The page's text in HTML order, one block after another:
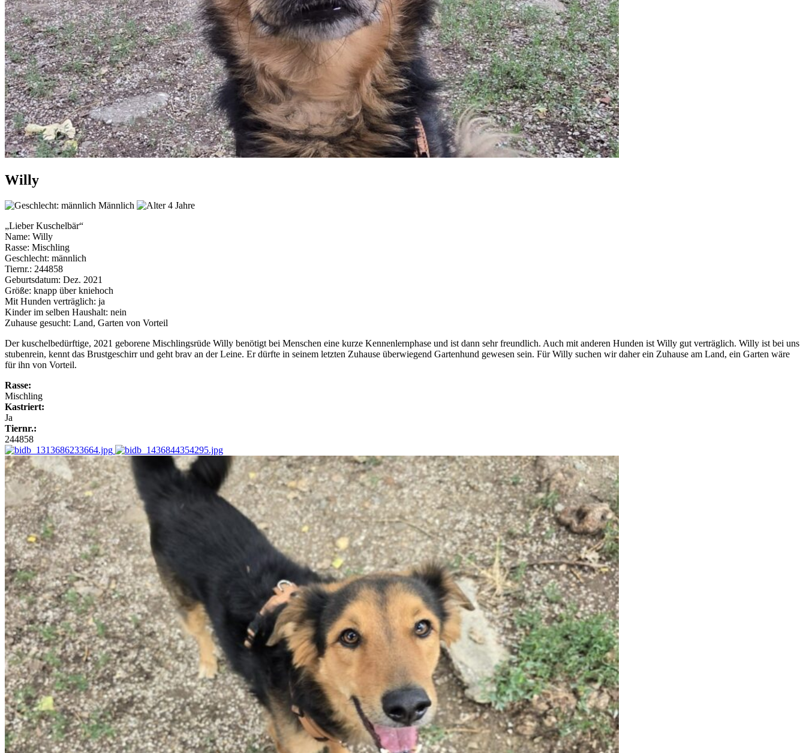
Willy
Männlich
4 Jahre
„Lieber Kuschelbär“
Name: Willy
Rasse: Mischling
Geschlecht: männlich
Tiernr.: 244858
Geburtsdatum: Dez. 2021
Größe: knapp über kniehoch
Mit Hunden verträglich: ja
Kinder im selben Haushalt: nein
Zuhause gesucht: Land, Garten von Vorteil
Der kuschelbedürftige, 2021 geborene Mischlingsrüde Willy benötigt bei Menschen eine kurze Kennenlernphase und ist dann sehr freundlich. Auch mit anderen Hunden ist Willy gut verträglich. Willy ist bei uns
stubenrein, kennt das Brustgeschirr und geht brav an der Leine. Er dürfte in seinem letzten Zuhause überwiegend Gartenhund gewesen sein. Für Willy suchen wir daher ein Zuhause am Land, ein Garten wäre
für ihn von Vorteil.
Rasse:
Mischling
Kastriert:
Ja
Tiernr.:
244858